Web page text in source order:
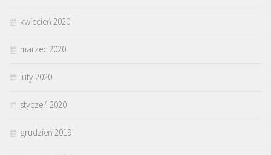
kwiecień 2020
marzec 2020
luty 2020
styczeń 2020
grudzień 2019